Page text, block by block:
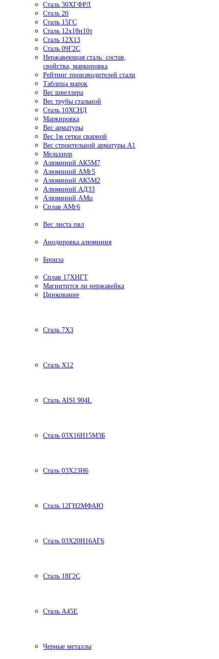
Сталь 30ХГФРЛ
Сталь 20
Сталь 15ГС
Сталь 12х18н10т
Сталь 12Х13
Сталь 09Г2С
Нержавеющая сталь: состав,
свойства, маркировка
Рейтинг производителей стали
Таблица марок
Вес швеллера
Вес трубы стальной
Сталь 10ХСНД
Маркировка
Вес арматуры
Вес 1м сетки сварной
Вес строительной арматуры А1
Мельхиор
Алюминий АК5М7
Алюминий АМг5
Алюминий АК5М2
Алюминий АД33
Алюминий АМц
Сплав АМг6
Вес листа пвл
Анодировка алюминия
Бронза
Сплав 17ХНГТ
Магнитится ли нержавейка
Цинкование
Сталь 7Х3
Сталь Х12
Сталь AISI 904L
Сталь 03Х16Н15М3Б
Сталь 03Х23Н6
Сталь 12ГН2МФАЮ
Сталь 03Х20Н16АГ6
Сталь 18Г2С
Сталь А45Е
Черные металлы